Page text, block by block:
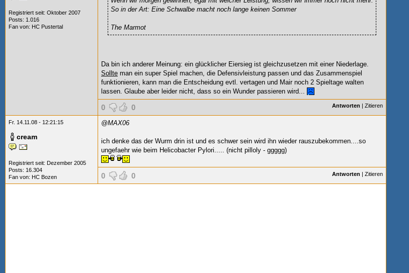
Registriert seit: Oktober 2007
Posts: 1.016
Fan von: HC Pustertal
So in der Art: Eine Schwalbe macht noch lange keinen Sommer
The Marmot
Da bin ich anderer Meinung: ein glücklicher Eiersieg ist gleichzusetzen mit einer Niederlage.
Sollte man ein super Spiel machen, die Defensivleistung passen und das Zusammenspiel
funktionieren, kann man die Entscheidung evtl. vertagen und Mair noch 2 Spieltage walten
lassen. Glaube aber leider nicht, dass so ein Wunder passieren wird...
0 0 Antworten | Zitieren
Fr. 14.11.08 - 12:21:15
cream
Registriert seit: Dezember 2005
Posts: 16.304
Fan von: HC Bozen
@MAX06
ich denke das der Wurm drin ist und es schwer sein wird ihn wieder rauszubekommen....so
ungefaehr wie beim Helicobacter Pylori..... (nicht pilloly - ggggg)
0 0 Antworten | Zitieren